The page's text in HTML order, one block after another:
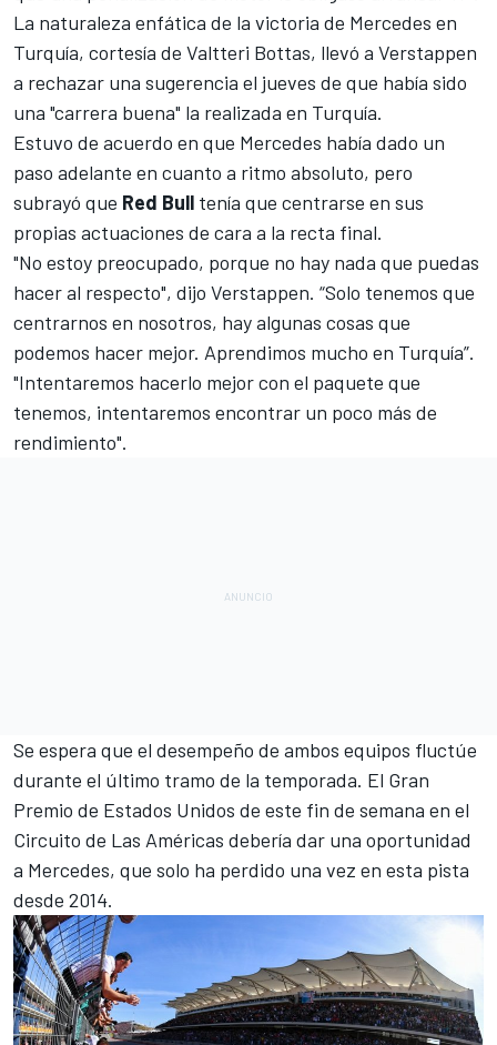
La naturaleza enfática de la victoria de Mercedes en
Turquía, cortesía de Valtteri Bottas, llevó a Verstappen
a rechazar una sugerencia el jueves de que había sido
una "carrera buena" la realizada en Turquía.
Estuvo de acuerdo en que Mercedes había dado un
paso adelante en cuanto a ritmo absoluto, pero
subrayó que Red Bull tenía que centrarse en sus
propias actuaciones de cara a la recta final.
"No estoy preocupado, porque no hay nada que puedas
hacer al respecto", dijo Verstappen. “Solo tenemos que
centrarnos en nosotros, hay algunas cosas que
podemos hacer mejor. Aprendimos mucho en Turquía”.
"Intentaremos hacerlo mejor con el paquete que
tenemos, intentaremos encontrar un poco más de
rendimiento".
Se espera que el desempeño de ambos equipos fluctúe
durante el último tramo de la temporada. El Gran
Premio de Estados Unidos de este fin de semana en el
Circuito de Las Américas debería dar una oportunidad
a Mercedes, que solo ha perdido una vez en esta pista
desde 2014.